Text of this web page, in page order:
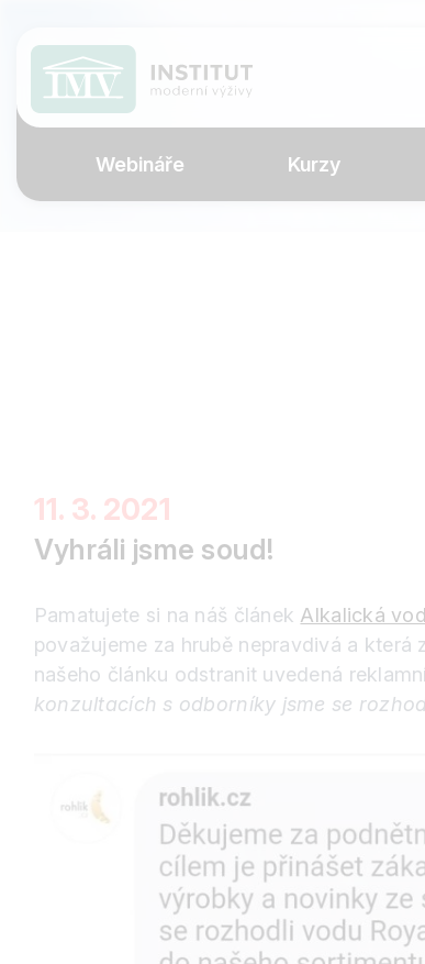
Webináře Kurzy
11. 3. 2021
Vyhráli jsme soud!
Pamatujete si na náš článek Alkalická
považujeme za hrubě nepravdivá a
našeho článku odstranit uvedená
konzultacích s odborníky jsme se